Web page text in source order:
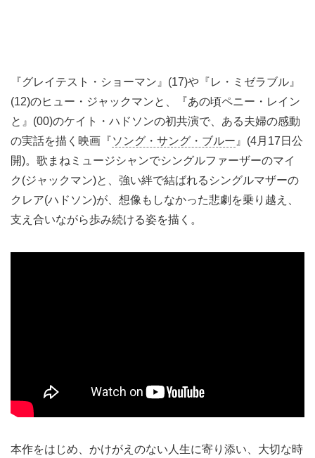
『グレイテスト・ショーマン』(17)や『レ・ミゼラブル』
(12)のヒュー・ジャックマンと、『あの頃ペニー・レイン
と』(00)のケイト・ハドソンの初共演で、ある夫婦の感動
の実話を描く映画『ソング・サング・ブルー 』(4月17日公
開)。歌まねミュージシャンでシングルファーザーのマイ
ク(ジャックマン)と、強い絆で結ばれるシングルマザーの
クレア(ハドソン)が、想像もしなかった悲劇を乗り越え、
支え合いながら歩み続ける姿を描く。
本作をはじめ、かけがえのない人生に寄り添い、大切な時